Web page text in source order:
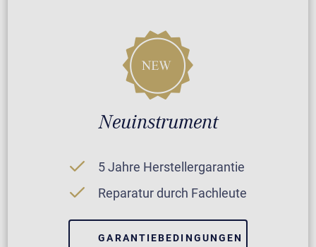
Neuinstrument
5 Jahre Herstellergarantie
Reparatur durch Fachleute
GARANTIEBEDINGUNGEN